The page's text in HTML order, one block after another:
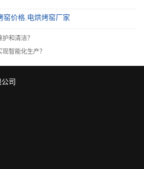
窑价格 电烘烤窑厂家
和清洁？
智能化生产？
司